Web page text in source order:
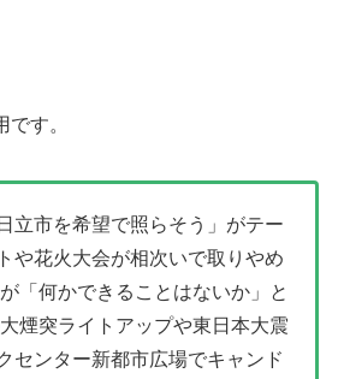
す。
立市を希望で照らそう」がテー
や花火大会が相次いで取りやめ
「何かできることはないか」と
煙突ライトアップや東日本大震
センター新都市広場でキャンド